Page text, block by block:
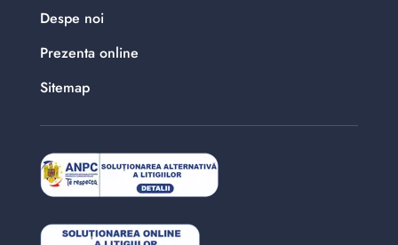
Despe noi
Prezenta online
Sitemap